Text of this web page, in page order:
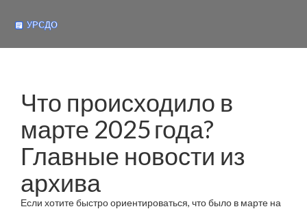
Что происходило в
марте 2025 года?
Главные новости из
архива
Если хотите быстро ориентироваться, что было в марте на